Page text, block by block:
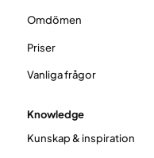
Omdömen
Priser
Vanliga frågor
Knowledge
Kunskap & inspiration